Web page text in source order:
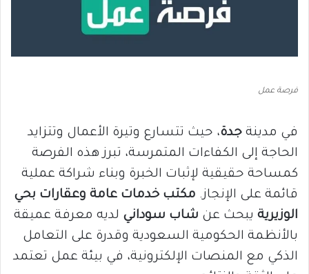
فرصة عمل
في مدينة جدة، حيث تتسارع وتيرة الأعمال وتتزايد
الحاجة إلى الكفاءات المتمرسة، تبرز هذه الفرصة
كمساحة حقيقية لإثبات الخبرة وبناء شراكة عملية
قائمة على الإنجاز. مكتب خدمات عامة وعقارات بحي
الوزيرية يبحث عن شاب سوداني لديه معرفة عميقة
بالأنظمة الحكومية السعودية وقدرة على التعامل
الذكي مع المنصات الإلكترونية، في بيئة عمل تعتمد